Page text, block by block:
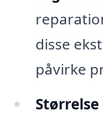
disse
påvirke